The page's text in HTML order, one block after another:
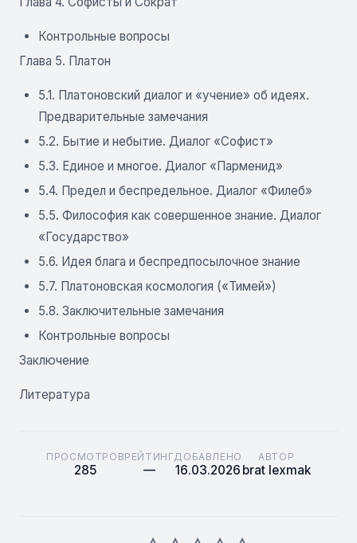
Контрольные вопросы
Глава 5. Платон
5.1. Платоновский диалог и «учение» об идеях.
Предварительные замечания
5.2. Бытие и небытие. Диалог «Софист»
5.3. Единое и многое. Диалог «Парменид»
5.4. Предел и беспредельное. Диалог «Филеб»
5.5. Философия как совершенное знание. Диалог
«Государство»
5.6. Идея блага и беспредпосылочное знание
5.7. Платоновская космология («Тимей»)
5.8. Заключительные замечания
Контрольные вопросы
Заключение
Литература
ПРОСМОТРОВ
285
РЕЙТИНГ
—
ДОБАВЛЕНО
16.03.2026
АВТОР
brat lexmak